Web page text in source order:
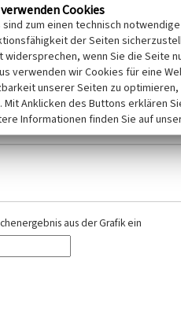
und Ihrer E-Mail-Adresse. Ihre
Vorschriften des
behandelt, beachten Sie bitte
aus der Grafik ein
Cookies
sind zum einen technisch
der Seiten
widersprechen, wenn Sie die Seite
verwenden wir Cookies für eine
unserer Seiten zu
Mit Anklicken des Buttons erklären
Informationen finden Sie auf